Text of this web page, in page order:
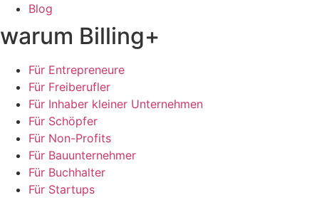
Blog
warum Billing+
Für Entrepreneure
Für Freiberufler
Für Inhaber kleiner Unternehmen
Für Schöpfer
Für Non-Profits
Für Bauunternehmer
Für Buchhalter
Für Startups